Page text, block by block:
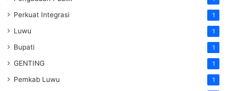
Perkuat Integrasi 1
Luwu 1
Bupati 1
GENTING 1
Pemkab Luwu 1